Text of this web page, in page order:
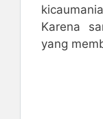
Karena
yang